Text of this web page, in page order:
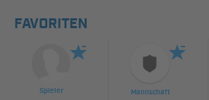
FAVORITEN
Spieler Mannschaft